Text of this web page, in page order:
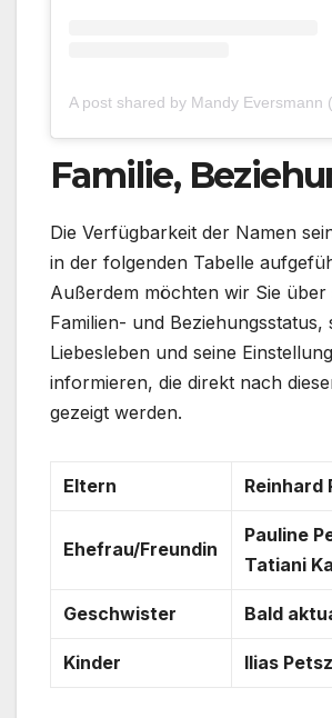
A post shared by Mandy Eversmann
Familie,
Die Verfügbarkeit der Namen
in der folgenden Tabelle
Außerdem möchten wir Sie über
Familien- und Beziehungsstatus,
Liebesleben und seine
informieren, die direkt nach
gezeigt werden.
Eltern Reinhard
Ehefrau/Freundin
Pauline
Tatiani
Geschwister Bald
Kinder Ilias